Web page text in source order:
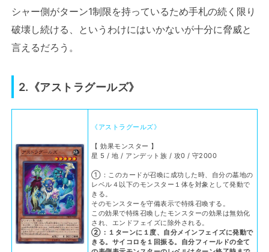
シャー側がターン1制限を持っているため手札の続く限り
破壊し続ける、というわけにはいかないが十分に脅威と
言えるだろう。
2.《アストラグールズ》
《アストラグールズ》
【 効果モンスター 】
星 5 / 地 / アンデット族 / 攻0 / 守2000
①：このカードが召喚に成功した時、自分の墓地の
レベル４以下のモンスター１体を対象として発動で
きる。
そのモンスターを守備表示で特殊召喚する。
この効果で特殊召喚したモンスターの効果は無効化
され、エンドフェイズに除外される。
②：１ターンに１度、自分メインフェイズに発動で
きる。サイコロを１回振る。自分フィールドの全て